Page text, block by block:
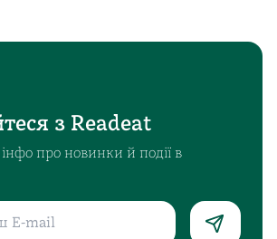
з Readeat
про новинки й події в